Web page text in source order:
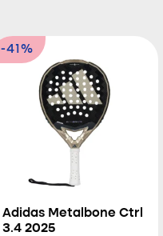
-41%
Adidas Metalbone Ctrl
3.4 2025